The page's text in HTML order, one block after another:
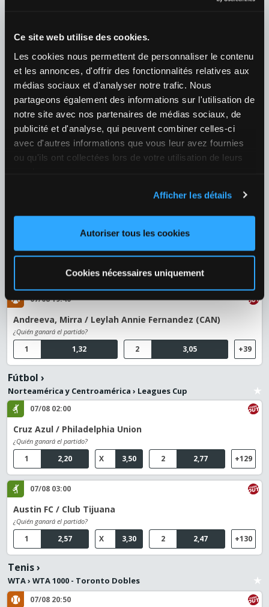
Ce site web utilise des cookies.
Les cookies nous permettent de personnaliser le contenu
et les annonces, d'offrir des fonctionnalités relatives aux
médias sociaux et d'analyser notre trafic. Nous
partageons également des informations sur l'utilisation de
notre site avec nos partenaires de médias sociaux, de
publicité et d'analyse, qui peuvent combiner celles-ci
avec d'autres informations que vous leur avez fournies
ou qu'ils ont collectées lors de votre utilisation de leurs
Afficher les détails
Autoriser tous les cookies
Cookies nécessaires uniquement
07/08 23:00
Elise Mertens (BEL) / Naomi Osaka (JPN)
¿Quién ganará el partido?
07/08 21:00
Joint, Maya / Ludmilla Samsonova (RUS)
+40
07/08 17:00
Jovic, Iva / Korneeva, Alina
¿Quién ganará el partido?
1,43 2,57
2
07/08 19:40
Andreeva, Mirra / Leylah Annie Fernandez (CAN)
¿Quién ganará el partido?
1,32
1 3,05
2 +39
Fútbol ›
Norteamérica y Centroamérica › Leagues Cup
07/08 02:00
Cruz Azul / Philadelphia Union
¿Quién ganará el partido?
2,20
1 3,50
X 2,77
2 +129
07/08 03:00
Austin FC / Club Tijuana
¿Quién ganará el partido?
2,57
1 3,30
X 2,47
2 +130
Tenis›
WTA› WTA 1000 - Toronto Dobles
07/08 20:50